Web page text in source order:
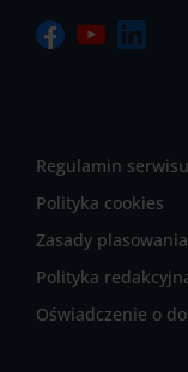
Regulamin
Polityka cookies
Zasady plasowania
Polityka
Oświadczenie o